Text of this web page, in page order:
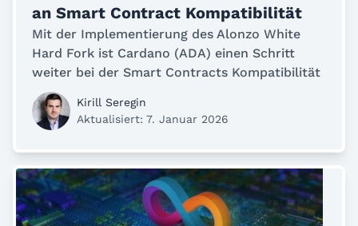
an Smart Contract Kompatibilität
Mit der Implementierung des Alonzo White
Hard Fork ist Cardano (ADA) einen Schritt
weiter bei der Smart Contracts Kompatibilität
Kirill Seregin
Aktualisiert: 7. Januar 2026